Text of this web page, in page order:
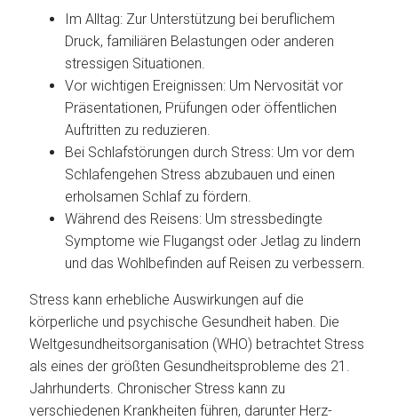
Im Alltag: Zur Unterstützung bei beruflichem
Druck, familiären Belastungen oder anderen
stressigen Situationen.
Vor wichtigen Ereignissen: Um Nervosität vor
Präsentationen, Prüfungen oder öffentlichen
Auftritten zu reduzieren.
Bei Schlafstörungen durch Stress: Um vor dem
Schlafengehen Stress abzubauen und einen
erholsamen Schlaf zu fördern.
Während des Reisens: Um stressbedingte
Symptome wie Flugangst oder Jetlag zu lindern
und das Wohlbefinden auf Reisen zu verbessern.
Stress kann erhebliche Auswirkungen auf die
körperliche und psychische Gesundheit haben. Die
Weltgesundheitsorganisation (WHO) betrachtet Stress
als eines der größten Gesundheitsprobleme des 21.
Jahrhunderts. Chronischer Stress kann zu
verschiedenen Krankheiten führen, darunter Herz-